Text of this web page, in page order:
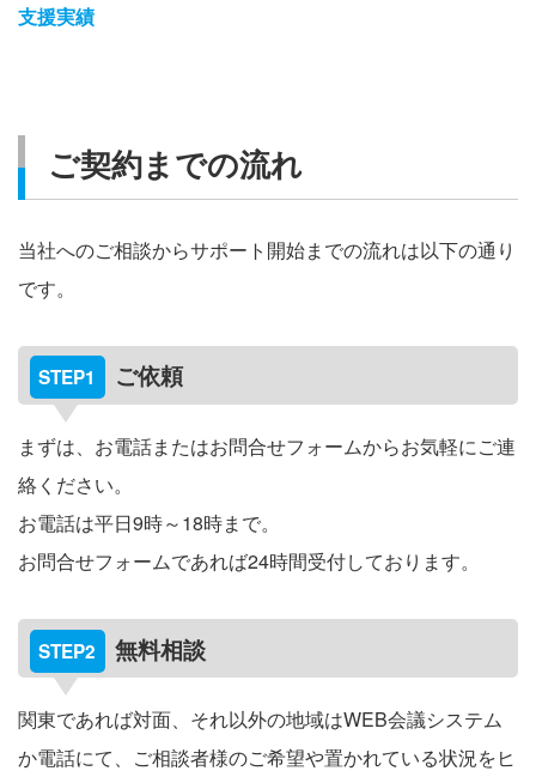
支援実績
ご契約までの流れ
当社へのご相談からサポート開始までの流れは以下の通り
です。
ご依頼
まずは、お電話またはお問合せフォームからお気軽にご連
絡ください。
お電話は平日9時～18時まで。
お問合せフォームであれば24時間受付しております。
無料相談
関東であれば対面、それ以外の地域はWEB会議システム
か電話にて、ご相談者様のご希望や置かれている状況をヒ